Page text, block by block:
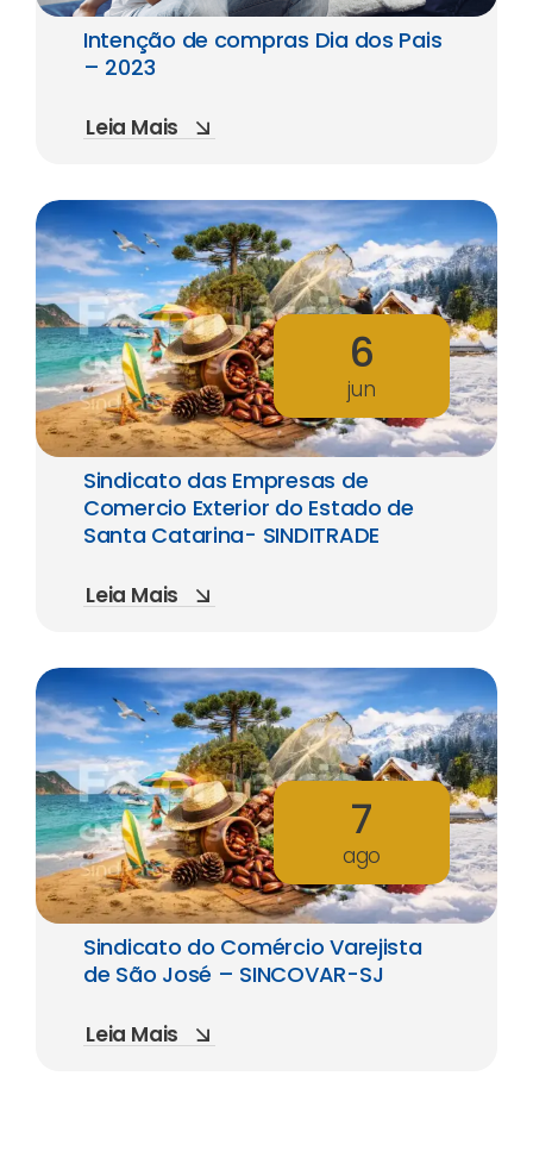
Intenção de compras Dia dos Pais
– 2023
Leia Mais
6
jun
Sindicato das Empresas de
Comercio Exterior do Estado de
Santa Catarina- SINDITRADE
Leia Mais
7
ago
Sindicato do Comércio Varejista
de São José – SINCOVAR-SJ
Leia Mais